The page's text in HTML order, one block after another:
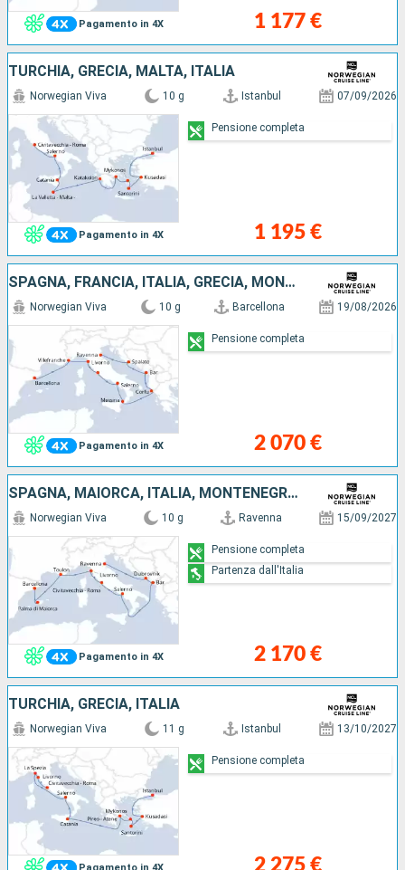
Pagamento in 4X 1 177 €
TURCHIA, GRECIA, MALTA, ITALIA
Pagamento in 4X
Norwegian Viva 10 g Istanbul 07/09/2026
1 195 €
Pensione completa
SPAGNA, FRANCIA, ITALIA, GRECIA, MONTENEGRO, CROAZIA
Pagamento in 4X
Norwegian Viva 10 g Barcellona 19/08/2026
2 070 €
Pensione completa
SPAGNA, MAIORCA, ITALIA, MONTENEGRO, CROAZIA, FRANCIA
Pagamento in 4X
Norwegian Viva 10 g Ravenna 15/09/2027
2 170 €
Pensione completa
Partenza dall'Italia
TURCHIA, GRECIA, ITALIA
Pagamento in 4X
Norwegian Viva 11 g Istanbul 13/10/2027
2 275 €
Pensione completa